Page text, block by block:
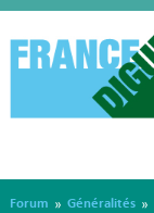
Forum » Généralités »